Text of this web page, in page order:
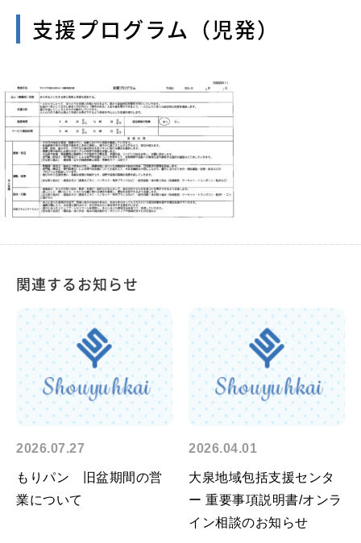
支援プログラム（児発）
関連するお知らせ
2026.07.27
もりパン 旧盆期間の営
業について
2026.04.01
大泉地域包括支援センタ
ー 重要事項説明書/オンラ
イン相談のお知らせ